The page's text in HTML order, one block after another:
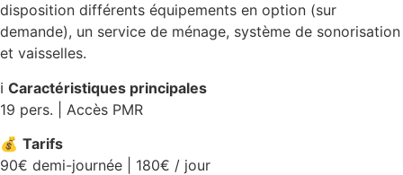
disposition différents équipements en option (sur
demande), un service de ménage, système de sonorisation
et vaisselles.
ℹ️ Caractéristiques principales
19 pers. | Accès PMR
💰 Tarifs
90€ demi-journée | 180€ / jour